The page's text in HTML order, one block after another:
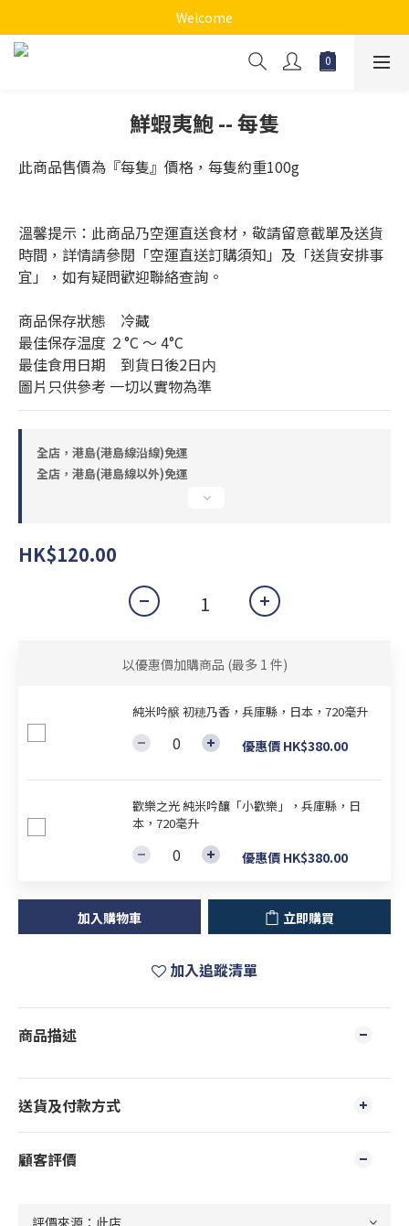
Welcome
鮮蝦夷鮑 -- 每隻
此商品售價為『每隻』價格，每隻約重100g
溫馨提示：此商品乃空運直送食材，敬請留意截單及送貨
時間，詳情請參閱「空運直送訂購須知」及「送貨安排事
宜」，如有疑問歡迎聯絡查詢。
商品保存狀態　冷藏
最佳保存温度 ２°C 〜 4°C
最佳食用日期　到貨日後2日内
圖片只供參考 一切以實物為準
全店，港島(港島線沿線)免運
全店，港島(港島線以外)免運
HK$120.00
以優惠價加購商品 (最多 1 件)
純米吟醸 初穂乃香，兵庫縣，日本，720毫升
優惠價 HK$380.00
歡樂之光 純米吟釀「小歡樂」，兵庫縣，日
本，720毫升
優惠價 HK$380.00
加入購物車 立即購買
加入追蹤清單
商品描述
送貨及付款方式
顧客評價